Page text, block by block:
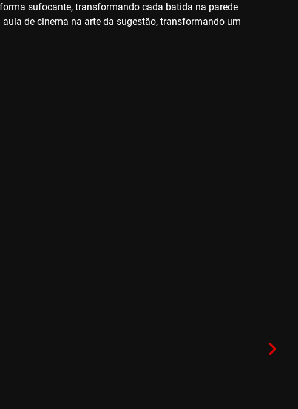
sufocante, transformando cada batida na parede
de cinema na arte da sugestão, transformando um